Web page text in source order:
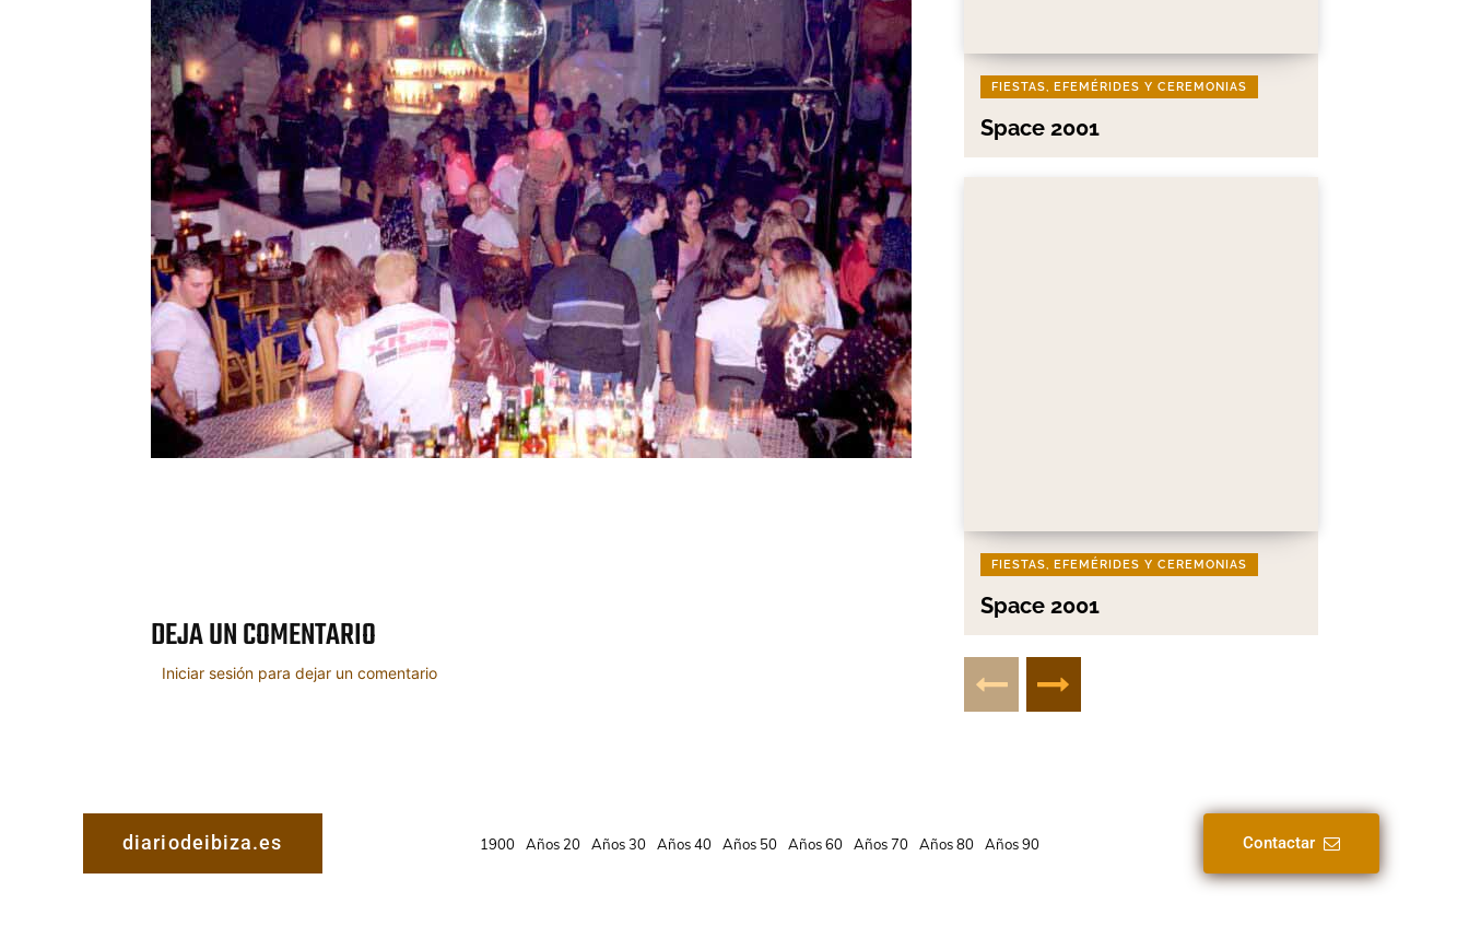
DEJA UN COMENTARIO
Iniciar sesión para dejar un comentario
FIESTAS, EFEMÉRIDES Y CEREMONIAS
Space 2001
FIESTAS, EFEMÉRIDES Y CEREMONIAS
Space 2001
diariodeibiza.es 1900 Años 20 Años 30 Años 40 Años 50 Años 60 Años 70 Años 80 Años 90 Contactar